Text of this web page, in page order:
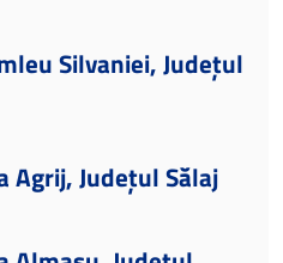
Silvaniei, Județul
Agrij, Județul Sălaj